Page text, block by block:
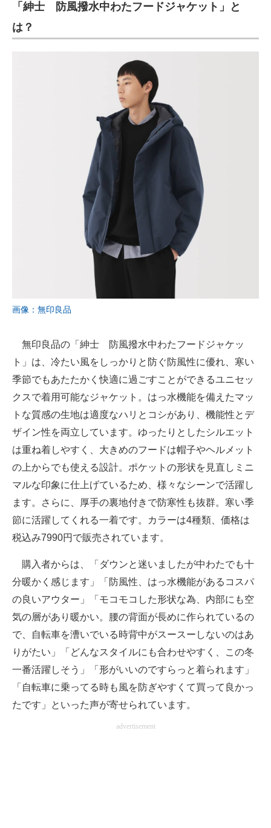
建設×テクノロジーの最前線
ちょっと気になるネットの話題
「紳士 防風撥水中わたフードジャケット」と
は？
画像：無印良品
無印良品の「紳士 防風撥水中わたフードジャケッ
ト」は、冷たい風をしっかりと防ぐ防風性に優れ、寒い
季節でもあたたかく快適に過ごすことができるユニセッ
クスで着用可能なジャケット。はっ水機能を備えたマッ
トな質感の生地は適度なハリとコシがあり、機能性とデ
ザイン性を両立しています。ゆったりとしたシルエット
は重ね着しやすく、大きめのフードは帽子やヘルメット
の上からでも使える設計。ポケットの形状を見直しミニ
マルな印象に仕上げているため、様々なシーンで活躍し
ます。さらに、厚手の裏地付きで防寒性も抜群。寒い季
節に活躍してくれる一着です。カラーは4種類、価格は
税込み7990円で販売されています。
購入者からは、「ダウンと迷いましたが中わたでも十
分暖かく感じます」「防風性、はっ水機能があるコスパ
の良いアウター」「モコモコした形状な為、内部にも空
気の層があり暖かい。腰の背面が長めに作られているの
で、自転車を漕いでいる時背中がスースーしないのはあ
りがたい」「どんなスタイルにも合わせやすく、この冬
一番活躍しそう」「形がいいのですらっと着られます」
「自転車に乗ってる時も風を防ぎやすくて買って良かっ
たです」といった声が寄せられています。
advertisement